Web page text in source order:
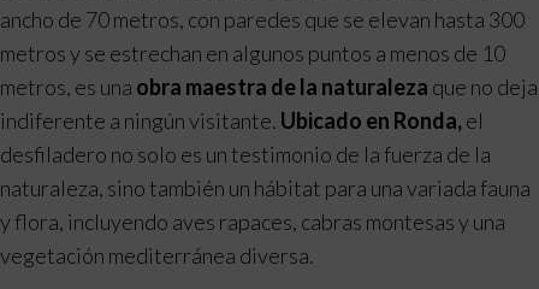
ancho de 70 metros, con paredes que se elevan hasta 300
metros y se estrechan en algunos puntos a menos de 10
metros, es una obra maestra de la naturaleza que no deja
indiferente a ningún visitante. Ubicado en Ronda, el
desfiladero no solo es un testimonio de la fuerza de la
naturaleza, sino también un hábitat para una variada fauna
y flora, incluyendo aves rapaces, cabras montesas y una
vegetación mediterránea diversa.